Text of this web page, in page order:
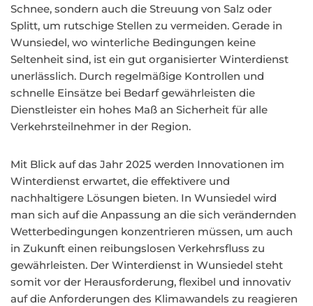
Schnee, sondern auch die Streuung von Salz oder
Splitt, um rutschige Stellen zu vermeiden. Gerade in
Wunsiedel, wo winterliche Bedingungen keine
Seltenheit sind, ist ein gut organisierter Winterdienst
unerlässlich. Durch regelmäßige Kontrollen und
schnelle Einsätze bei Bedarf gewährleisten die
Dienstleister ein hohes Maß an Sicherheit für alle
Verkehrsteilnehmer in der Region.
Mit Blick auf das Jahr 2025 werden Innovationen im
Winterdienst erwartet, die effektivere und
nachhaltigere Lösungen bieten. In Wunsiedel wird
man sich auf die Anpassung an die sich verändernden
Wetterbedingungen konzentrieren müssen, um auch
in Zukunft einen reibungslosen Verkehrsfluss zu
gewährleisten. Der Winterdienst in Wunsiedel steht
somit vor der Herausforderung, flexibel und innovativ
auf die Anforderungen des Klimawandels zu reagieren